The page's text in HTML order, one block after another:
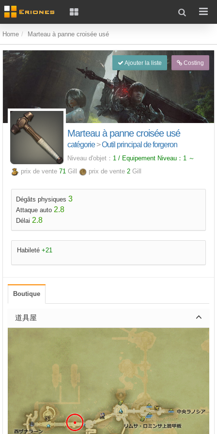
Home Marteau à panne croisée usé
Ajouter la liste Costing
Marteau à panne croisée usé
catégorie>Outil principal de forgeron
Niveau d'objet： 1 / Equipement Niveau： 1 ～
prix de vente 71 Gill prix de vente 2 Gill
Dégâts physiques 3
Attaque auto 2.8
Délai 2.8
Habileté +21
Boutique
道具屋